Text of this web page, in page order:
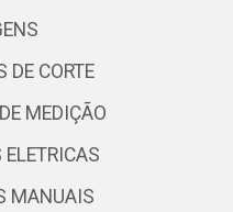
DE CORTE
MEDIÇÃO
ELETRICAS
MANUAIS